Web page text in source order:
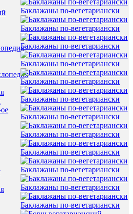
Баклажаны по-вегетариански
Баклажаны по-вегетариански
Баклажаны по-вегетариански
Баклажаны по-вегетариански
Баклажаны по-вегетариански
Баклажаны по-вегетариански
Баклажаны по-вегетариански
Баклажаны по-вегетариански
Баклажаны по-вегетариански
Баклажаны по-вегетариански
Баклажаны по-вегетариански
Баклажаны по-вегетариански